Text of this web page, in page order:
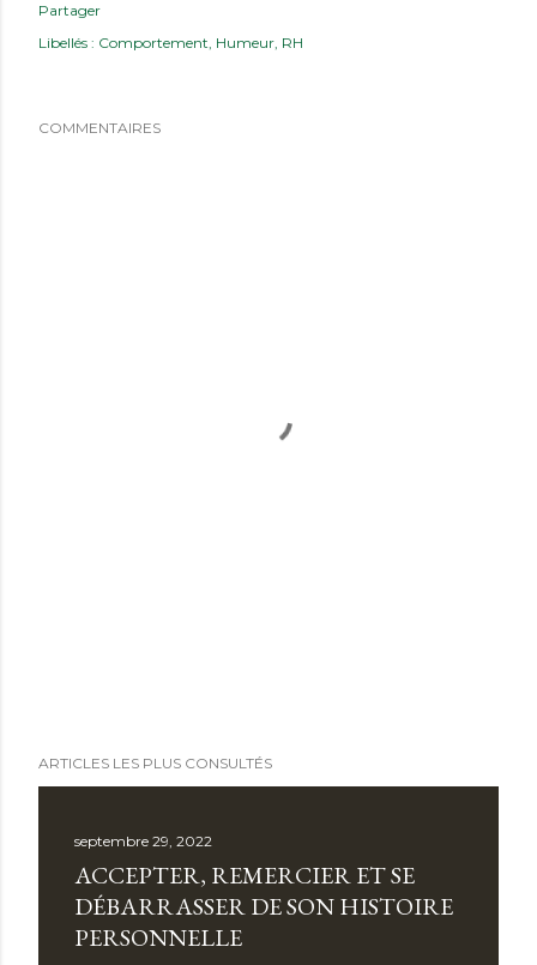
Partager
Libellés : Comportement Humeur RH
COMMENTAIRES
ARTICLES LES PLUS CONSULTÉS
septembre 29, 2022
ACCEPTER, REMERCIER ET SE
DÉBARRASSER DE SON HISTOIRE
PERSONNELLE